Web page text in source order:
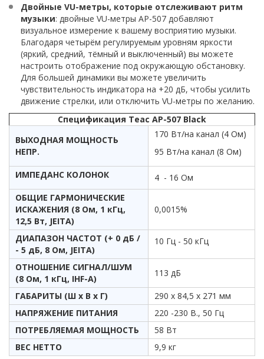
Двойные VU-метры, которые отслеживают ритм
музыки: двойные VU-метры AP-507 добавляют
визуальное измерение к вашему восприятию музыки.
Благодаря четырём регулируемым уровням яркости
(яркий, средний, тёмный и выключенный) вы можете
настроить отображение под окружающую обстановку.
Для большей динамики вы можете увеличить
чувствительность индикатора на +20 дБ, чтобы усилить
движение стрелки, или отключить VU-метры по желанию.
Спецификация Teac AP-507 Black
ВЫХОДНАЯ МОЩНОСТЬ
НЕПР.
170 Вт/на канал (4 Ом)
95 Вт/на канал (8 Ом)
ИМПЕДАНС КОЛОНОК
4 - 16 Ом
ОБЩИЕ ГАРМОНИЧЕСКИЕ
ИСКАЖЕНИЯ (8 Ом, 1 кГц,
12,5 Вт, JEITA)
0,0015%
ДИАПАЗОН ЧАСТОТ (+ 0 дБ /
- 5 дБ, 8 Ом, JEITA)
10 Гц - 50 кГц
ОТНОШЕНИЕ СИГНАЛ/ШУМ
(8 Ом, 1 кГц, IHF-A)
113 дБ
ГАБАРИТЫ (Ш х В х Г)
290 х 84,5 х 271 мм
НАПРЯЖЕНИЕ ПИТАНИЯ
220 -230 В., 50 Гц
ПОТРЕБЛЯЕМАЯ МОЩНОСТЬ
58 Вт
ВЕС НЕТТО
9,9 кг